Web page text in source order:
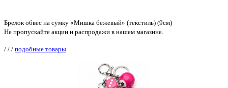
Брелок обвес на сумку «Мишка бежевый» (текстиль) (9см)
Не пропускайте акции и распродажи в нашем магазине.
/ / / подобные товары